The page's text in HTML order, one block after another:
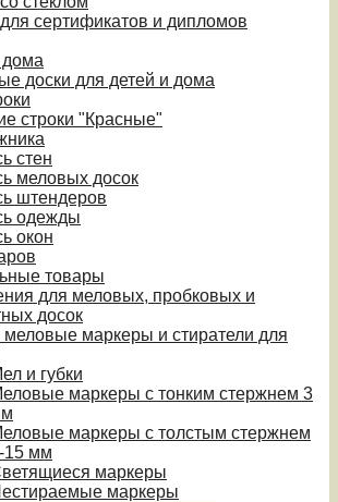
сертификатов и дипломов
доски для детей и дома
строки "Красные"
стен
меловых досок
штендеров
одежды
окон
товары
для меловых, пробковых и
досок
меловые маркеры и стиратели для
и губки
маркеры с тонким стержнем 3
маркеры с толстым стержнем
15 мм
маркеры
маркеры